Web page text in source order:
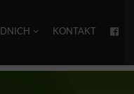
KONTAKT